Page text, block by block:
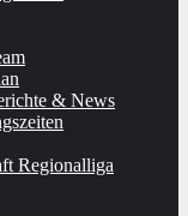
& News
Regionalliga